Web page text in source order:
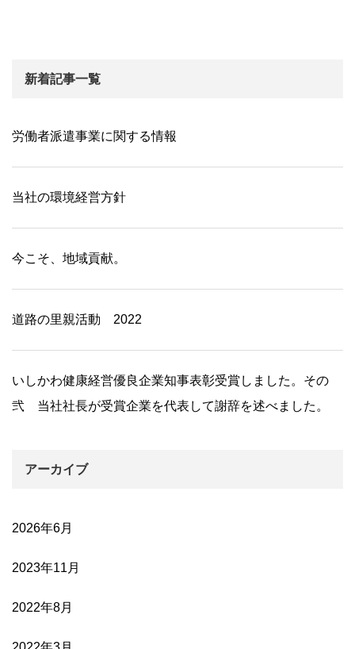
新着記事一覧
労働者派遣事業に関する情報
当社の環境経営方針
今こそ、地域貢献。
道路の里親活動 2022
いしかわ健康経営優良企業知事表彰受賞しました。その
弐 当社社長が受賞企業を代表して謝辞を述べました。
アーカイブ
2026年6月
2023年11月
2022年8月